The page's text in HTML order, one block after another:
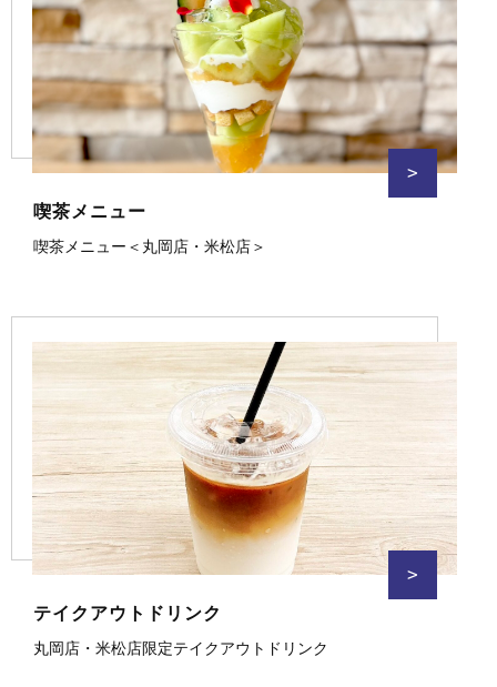
>
喫茶メニュー
喫茶メニュー＜丸岡店・米松店＞
>
テイクアウトドリンク
丸岡店・米松店限定テイクアウトドリンク